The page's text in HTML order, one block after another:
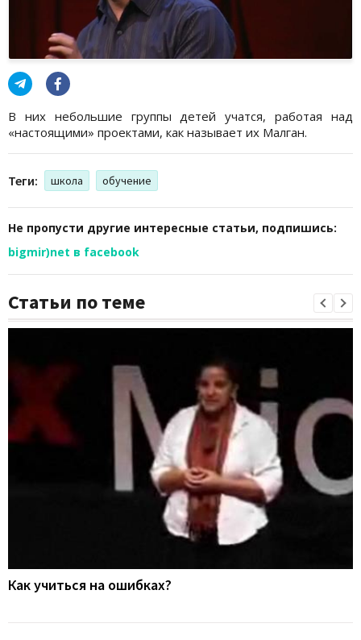
В них небольшие группы детей учатся, работая над
«настоящими» проектами, как называет их Малган.
Теги: школа обучение
Не пропусти другие интересные статьи, подпишись:
bigmir)net в facebook
Статьи по теме
Как учиться на ошибках?